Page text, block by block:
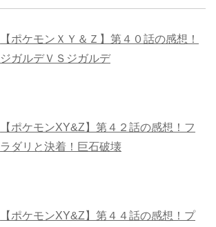
【ポケモンＸＹ＆Ｚ】第４０話の感想！
ジガルデＶＳジガルデ
【ポケモンXY&Z】第４２話の感想！フ
ラダリと決着！巨石破壊
【ポケモンXY&Z】第４４話の感想！プ